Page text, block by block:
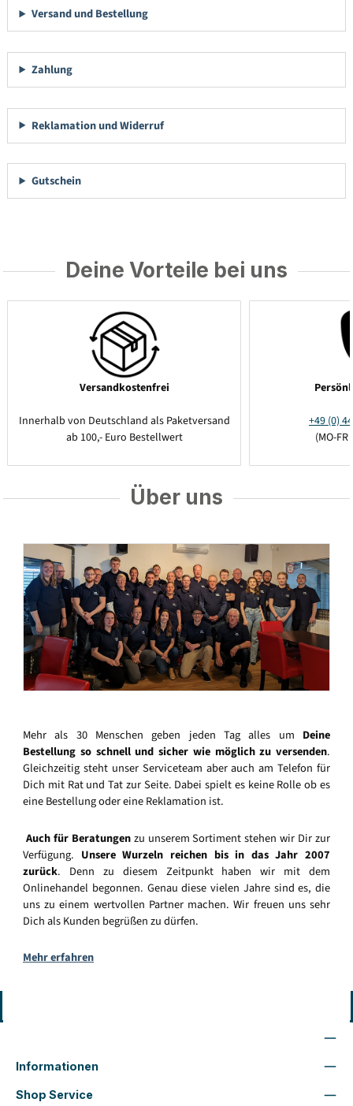
Versand und Bestellung
Zahlung
Reklamation und Widerruf
Gutschein
Deine Vorteile bei uns
Versandkostenfrei
Innerhalb von Deutschland als Paketversand
ab 100,- Euro Bestellwert
+49 (0)
(MO-
Über uns
Mehr als 30 Menschen geben jeden Tag alles um Deine
Bestellung so schnell und sicher wie möglich zu versenden.
Gleichzeitig steht unser Serviceteam aber auch am Telefon für
Dich mit Rat und Tat zur Seite. Dabei spielt es keine Rolle ob es
eine Bestellung oder eine Reklamation ist.
Auch für Beratungenzu unserem Sortiment stehen wir Dir zur
Verfügung. Unsere Wurzeln reichen bis in das Jahr 2007
zurück. Denn zu diesem Zeitpunkt haben wir mit dem
Onlinehandel begonnen. Genau diese vielen Jahre sind es, die
uns zu einem wertvollen Partner machen. Wir freuen uns sehr
Dich als Kunden begrüßen zu dürfen.
Mehr erfahren
Informationen
Shop Service